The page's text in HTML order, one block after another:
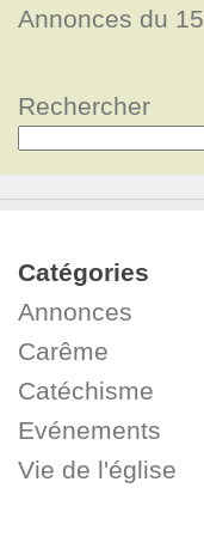
Annonces du
Rechercher
Catégories
Annonces
Carême
Catéchisme
Evénements
Vie de l'église